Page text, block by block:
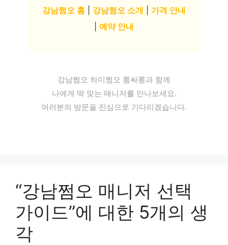
강남쩜오 홈 강남쩜오 소개
가격 안내
예약 안내
강남쩜오 하이쩜오 룸싸롱과 함께
나에게 딱 맞는 매니저를 만나보세요.
여러분의 방문을 진심으로 기다리겠습니다.
“강남쩜오 매니저 선택
가이드”에 대한 5개의 생
각